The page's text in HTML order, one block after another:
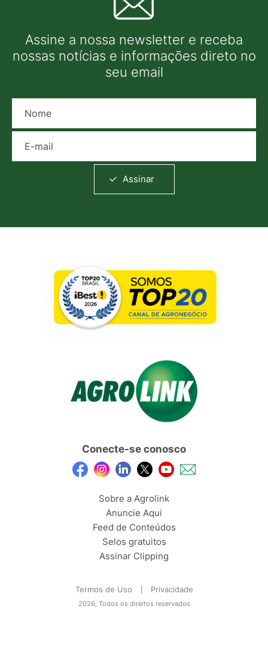
Assine a nossa newsletter e receba
nossas notícias e informações direto no
seu email
Assinar
Conecte-se conosco
Sobre a Agrolink
Anuncie Aqui
Feed de Conteúdos
Selos gratuitos
Assinar Clipping
Termos de Uso Privacidade
2026, Todos os direitos reservados